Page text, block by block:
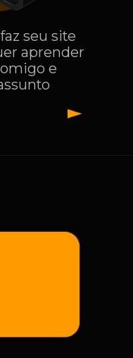
seu site
aprender
e